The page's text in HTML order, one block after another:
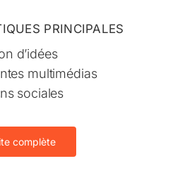
PRINCIPALES
d’idées
multimédias
sociales
complète